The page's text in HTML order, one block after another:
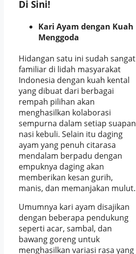
Di Sini!
Kari Ayam dengan Kuah
Menggoda
Hidangan satu ini sudah sangat
familiar di lidah masyarakat
Indonesia dengan kuah kental
yang dibuat dari berbagai
rempah pilihan akan
menghasilkan kolaborasi
sempurna dalam setiap suapan
nasi kebuli. Selain itu daging
ayam yang penuh citarasa
mendalam berpadu dengan
empuknya daging akan
memberikan kesan gurih,
manis, dan memanjakan mulut.
Umumnya kari ayam disajikan
dengan beberapa pendukung
seperti acar, sambal, dan
bawang goreng untuk
menghasilkan variasi rasa yang